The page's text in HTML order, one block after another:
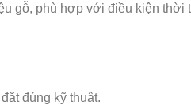
gỗ, phù hợp với điều kiện thời
đúng kỹ thuật.